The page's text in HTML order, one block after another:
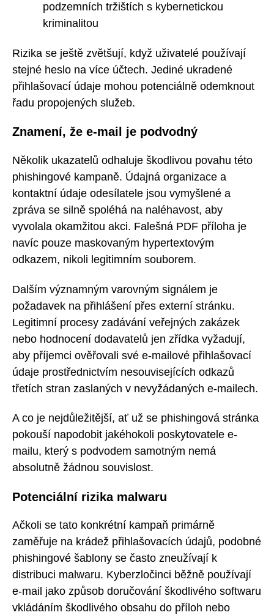
podzemních tržištích s kybernetickou
kriminalitou
Rizika se ještě zvětšují, když uživatelé používají
stejné heslo na více účtech. Jediné ukradené
přihlašovací údaje mohou potenciálně odemknout
řadu propojených služeb.
Znamení, že e-mail je podvodný
Několik ukazatelů odhaluje škodlivou povahu této
phishingové kampaně. Údajná organizace a
kontaktní údaje odesílatele jsou vymyšlené a
zpráva se silně spoléhá na naléhavost, aby
vyvolala okamžitou akci. Falešná PDF příloha je
navíc pouze maskovaným hypertextovým
odkazem, nikoli legitimním souborem.
Dalším významným varovným signálem je
požadavek na přihlášení přes externí stránku.
Legitimní procesy zadávání veřejných zakázek
nebo hodnocení dodavatelů jen zřídka vyžadují,
aby příjemci ověřovali své e-mailové přihlašovací
údaje prostřednictvím nesouvisejících odkazů
třetích stran zaslaných v nevyžádaných e-mailech.
A co je nejdůležitější, ať už se phishingová stránka
pokouší napodobit jakéhokoli poskytovatele e-
mailu, který s podvodem samotným nemá
absolutně žádnou souvislost.
Potenciální rizika malwaru
Ačkoli se tato konkrétní kampaň primárně
zaměřuje na krádež přihlašovacích údajů, podobné
phishingové šablony se často zneužívají k
distribuci malwaru. Kyberzločinci běžně používají
e-mail jako způsob doručování škodlivého softwaru
vkládáním škodlivého obsahu do příloh nebo